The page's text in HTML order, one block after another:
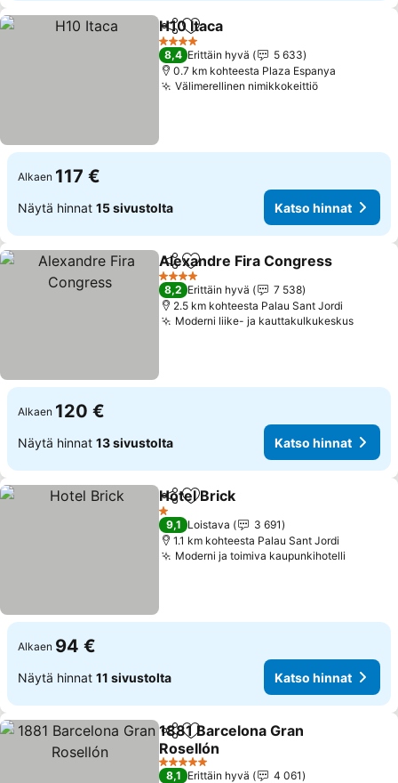
Jaa Lisää suosikkeihin
H10 Itaca
4 Tähtiluokitus
8,4 Erittäin hyvä
5 633
0.7 km kohteesta Plaza Espanya
Välimerellinen nimikkokeittiöKatso
Alkaen 117 €
Näytä hinnat 15 sivustolta Katso hinnat
Jaa Lisää suosikkeihin
Alexandre Fira Congress
4 Tähtiluokitus
8,2 Erittäin hyvä
7 538
2.5 km kohteesta Palau Sant Jordi
Moderni liike- ja kauttakulkukeskusKatso
Alkaen 120 €
Näytä hinnat 13 sivustolta Katso hinnat
Jaa Lisää suosikkeihin
Hotel Brick
1 Tähtiluokitus
9,1 Loistava
3 691
1.1 km kohteesta Palau Sant Jordi
Moderni ja toimiva kaupunkihotelli
Alkaen 94 €
Näytä hinnat 11 sivustolta Katso hinnat
Jaa Lisää suosikkeihin
1881 Barcelona Gran
Rosellón
Katso hinnat
5 Tähtiluokitus
8,1 Erittäin hyvä
4 061